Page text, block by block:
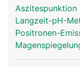
Aszitespunktion
Langzeit-pH-
Positronen-